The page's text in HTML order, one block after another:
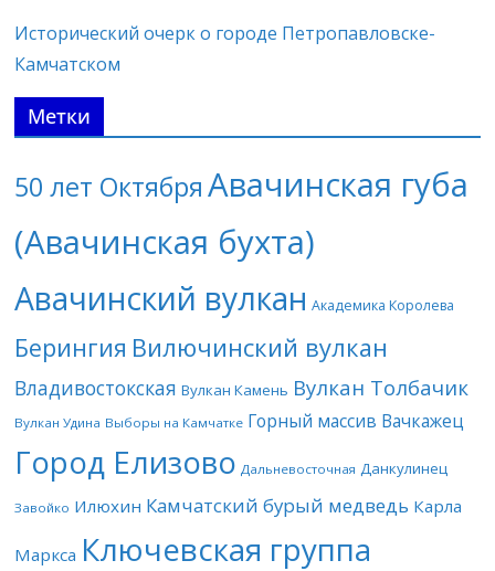
Исторический очерк о городе Петропавловске-
Камчатском
Метки
50 лет Октября Авачинская губа
(Авачинская бухта)
Авачинский вулкан Академика Королева
Берингия Вилючинский вулкан
Владивостокская Вулкан Камень Вулкан Толбачик
Вулкан Удина Выборы на Камчатке Горный массив Вачкажец
Город Елизово Дальневосточная Данкулинец
Завойко Илюхин Камчатский бурый медведь Карла
Маркса Ключевская группа